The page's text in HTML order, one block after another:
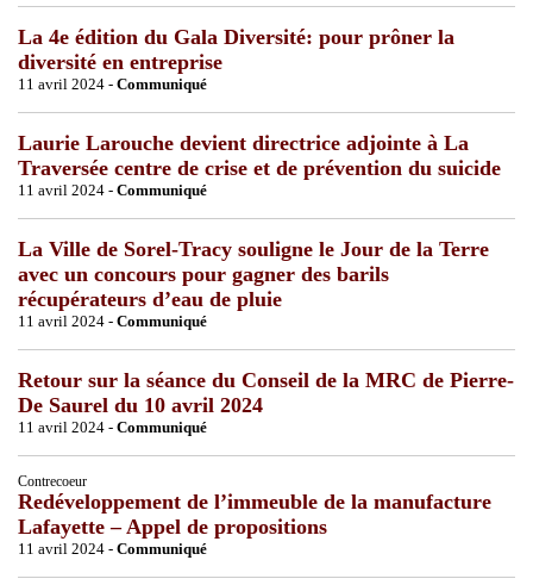
La 4e édition du Gala Diversité: pour prôner la
diversité en entreprise
11 avril 2024 - Communiqué
Laurie Larouche devient directrice adjointe à La
Traversée centre de crise et de prévention du suicide
11 avril 2024 - Communiqué
La Ville de Sorel-Tracy souligne le Jour de la Terre
avec un concours pour gagner des barils
récupérateurs d’eau de pluie
11 avril 2024 - Communiqué
Retour sur la séance du Conseil de la MRC de Pierre-
De Saurel du 10 avril 2024
11 avril 2024 - Communiqué
Contrecoeur
Redéveloppement de l’immeuble de la manufacture
Lafayette – Appel de propositions
11 avril 2024 - Communiqué